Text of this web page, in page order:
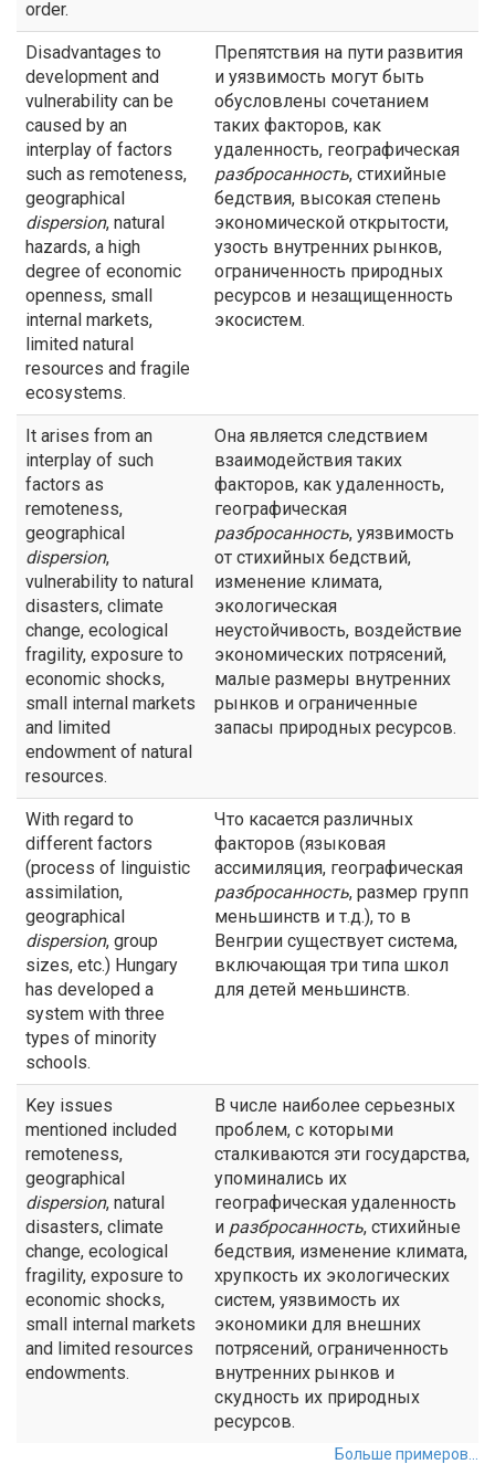
order.
Disadvantages to
development and
vulnerability can be
caused by an
interplay of factors
such as remoteness,
geographical
dispersion, natural
hazards, a high
degree of economic
openness, small
internal markets,
limited natural
resources and fragile
ecosystems.
Препятствия на пути развития
и уязвимость могут быть
обусловлены сочетанием
таких факторов, как
удаленность, географическая
разбросанность, стихийные
бедствия, высокая степень
экономической открытости,
узость внутренних рынков,
ограниченность природных
ресурсов и незащищенность
экосистем.
It arises from an
interplay of such
factors as
remoteness,
geographical
dispersion,
vulnerability to natural
disasters, climate
change, ecological
fragility, exposure to
economic shocks,
small internal markets
and limited
endowment of natural
resources.
Она является следствием
взаимодействия таких
факторов, как удаленность,
географическая
разбросанность, уязвимость
от стихийных бедствий,
изменение климата,
экологическая
неустойчивость, воздействие
экономических потрясений,
малые размеры внутренних
рынков и ограниченные
запасы природных ресурсов.
With regard to
different factors
(process of linguistic
assimilation,
geographical
dispersion, group
sizes, etc.) Hungary
has developed a
system with three
types of minority
schools.
Что касается различных
факторов (языковая
ассимиляция, географическая
разбросанность, размер групп
меньшинств и т.д.), то в
Венгрии существует система,
включающая три типа школ
для детей меньшинств.
Key issues
mentioned included
remoteness,
geographical
dispersion, natural
disasters, climate
change, ecological
fragility, exposure to
economic shocks,
small internal markets
and limited resources
endowments.
В числе наиболее серьезных
проблем, с которыми
сталкиваются эти государства,
упоминались их
географическая удаленность
и разбросанность, стихийные
бедствия, изменение климата,
хрупкость их экологических
систем, уязвимость их
экономики для внешних
потрясений, ограниченность
внутренних рынков и
скудность их природных
ресурсов.
Больше примеров...